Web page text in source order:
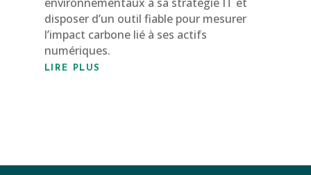
environnementaux à sa stratégie IT et
disposer d’un outil fiable pour mesurer
l’impact carbone lié à ses actifs
numériques.
LIRE PLUS